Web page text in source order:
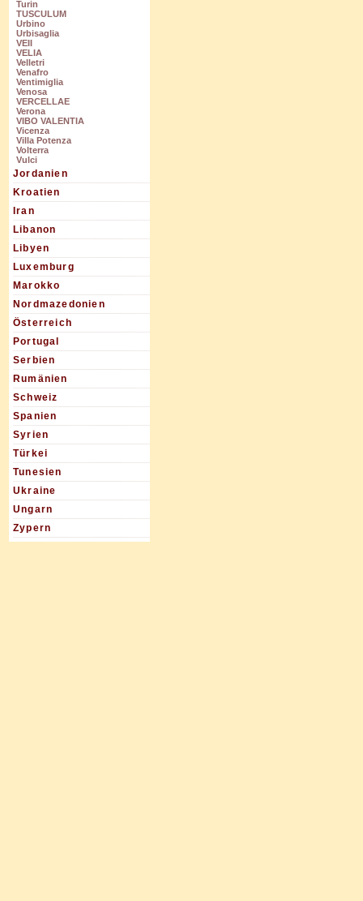
Turin
TUSCULUM
Urbino
Urbisaglia
VEII
VELIA
Velletri
Venafro
Ventimiglia
Venosa
VERCELLAE
Verona
VIBO VALENTIA
Vicenza
Villa Potenza
Volterra
Vulci
Jordanien
Kroatien
Iran
Libanon
Libyen
Luxemburg
Marokko
Nordmazedonien
Österreich
Portugal
Serbien
Rumänien
Schweiz
Spanien
Syrien
Türkei
Tunesien
Ukraine
Ungarn
Zypern